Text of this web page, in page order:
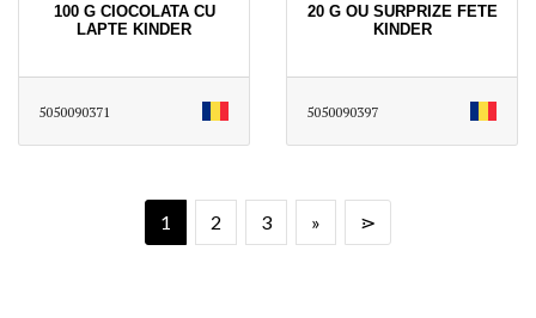
100 G CIOCOLATA CU
LAPTE KINDER
5050090371
20 G OU SURPRIZE FETE
KINDER
5050090397
1 2 3 » ⋗